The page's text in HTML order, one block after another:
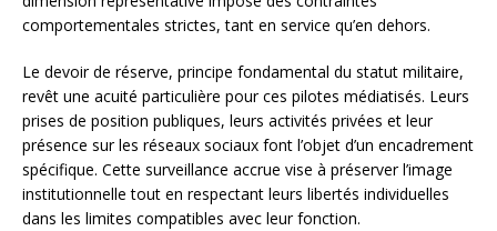
comportementales strictes, tant en service qu’en dehors.
Le devoir de réserve, principe fondamental du statut militaire,
revêt une acuité particulière pour ces pilotes médiatisés. Leurs
prises de position publiques, leurs activités privées et leur
présence sur les réseaux sociaux font l’objet d’un encadrement
spécifique. Cette surveillance accrue vise à préserver l’image
institutionnelle tout en respectant leurs libertés individuelles
dans les limites compatibles avec leur fonction.